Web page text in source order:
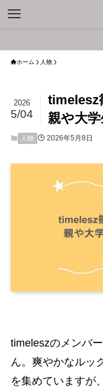
当サイ
ホーム 人物
timelesz
親や大
2026
5/04
人物 2026年5月8日
timeleszのメンバ
ん。爽やかなルッ
を集めていますが